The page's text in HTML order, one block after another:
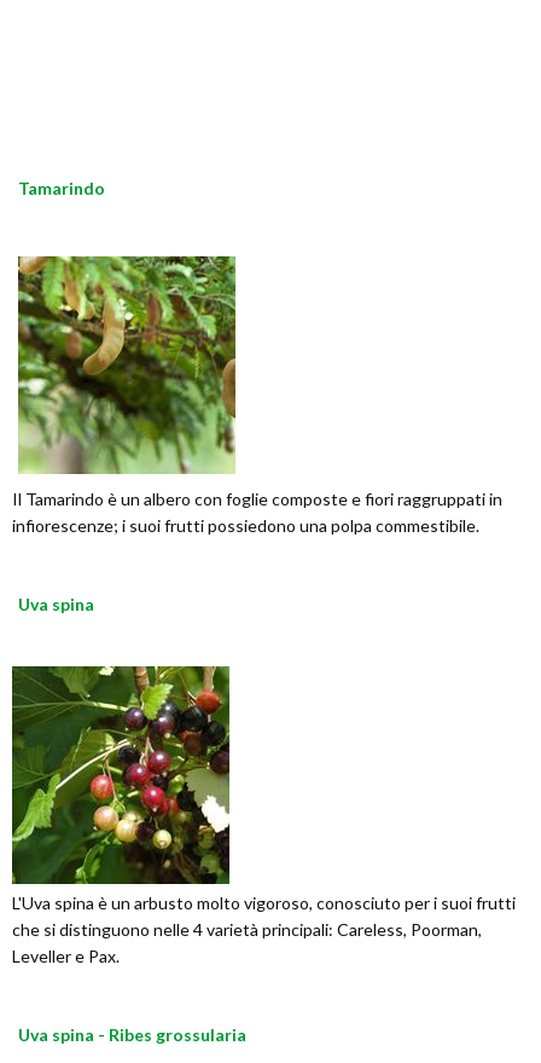
Tamarindo
Il Tamarindo è un albero con foglie composte e fiori raggruppati in
infiorescenze; i suoi frutti possiedono una polpa commestibile.
Uva spina
L'Uva spina è un arbusto molto vigoroso, conosciuto per i suoi frutti
che si distinguono nelle 4 varietà principali: Careless, Poorman,
Leveller e Pax.
Uva spina - Ribes grossularia